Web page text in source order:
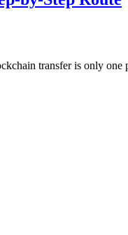
transfer is only